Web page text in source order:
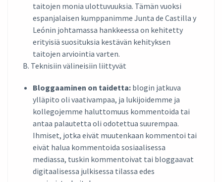
taitojen monia ulottuvuuksia. Tämän vuoksi
espanjalaisen kumppanimme Junta de Castilla y
Leónin johtamassa hankkeessa on kehitetty
erityisiä suosituksia kestävän kehityksen
taitojen arviointia varten.
B. Teknisiin välineisiin liittyvät
Bloggaaminen on taidetta: blogin jatkuva
ylläpito oli vaativampaa, ja lukijoidemme ja
kollegojemme haluttomuus kommentoida tai
antaa palautetta oli odotettua suurempaa.
Ihmiset, jotka eivät muutenkaan kommentoi tai
eivät halua kommentoida sosiaalisessa
mediassa, tuskin kommentoivat tai bloggaavat
digitaalisessa julkisessa tilassa edes